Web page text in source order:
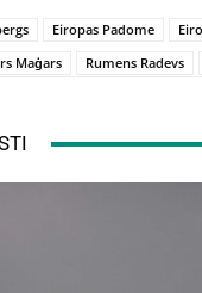
Eiropas Padome
Maģars Rumens Radevs